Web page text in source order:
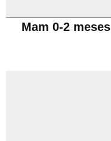
Mam 0-2 meses